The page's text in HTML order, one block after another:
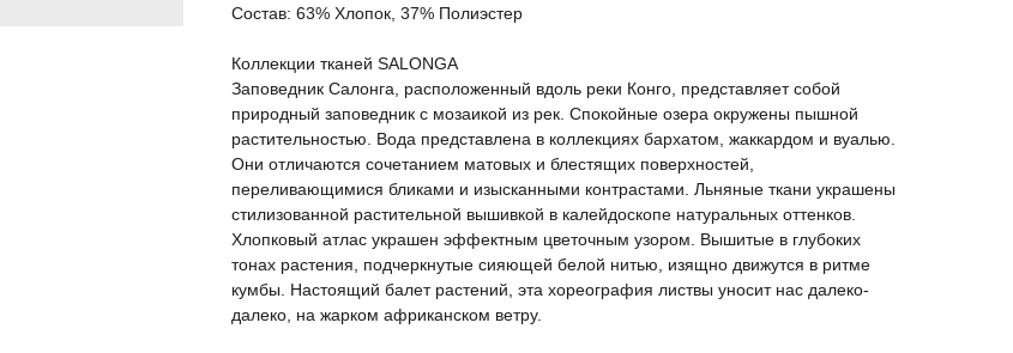
Состав: 63% Хлопок, 37% Полиэстер
Коллекции тканей SALONGA
Заповедник Салонга, расположенный вдоль реки Конго, представляет собой
природный заповедник с мозаикой из рек. Спокойные озера окружены пышной
растительностью. Вода представлена в коллекциях бархатом, жаккардом и вуалью.
Они отличаются сочетанием матовых и блестящих поверхностей,
переливающимися бликами и изысканными контрастами. Льняные ткани украшены
стилизованной растительной вышивкой в калейдоскопе натуральных оттенков.
Хлопковый атлас украшен эффектным цветочным узором. Вышитые в глубоких
тонах растения, подчеркнутые сияющей белой нитью, изящно движутся в ритме
кумбы. Настоящий балет растений, эта хореография листвы уносит нас далеко-
далеко, на жарком африканском ветру.